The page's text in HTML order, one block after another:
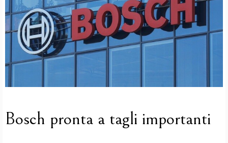
Bosch pronta a tagli importanti